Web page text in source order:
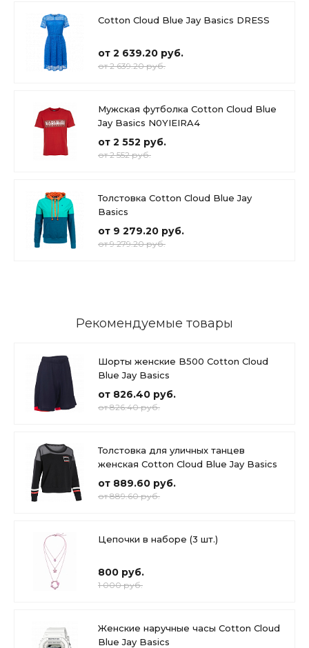
Cotton Cloud Blue Jay Basics DRESS
от 2 639.20 руб.
от 2 639.20 руб.
Мужская футболка Cotton Cloud Blue
Jay Basics N0YIEIRA4
от 2 552 руб.
от 2 552 руб.
Толстовка Cotton Cloud Blue Jay
Basics
от 9 279.20 руб.
от 9 279.20 руб.
Рекомендуемые товары
Шорты женские B500 Cotton Cloud
Blue Jay Basics
от 826.40 руб.
от 826.40 руб.
Толстовка для уличных танцев
женская Cotton Cloud Blue Jay Basics
от 889.60 руб.
от 889.60 руб.
Цепочки в наборе (3 шт.)
800 руб.
1 000 руб.
Женские наручные часы Cotton Cloud
Blue Jay Basics